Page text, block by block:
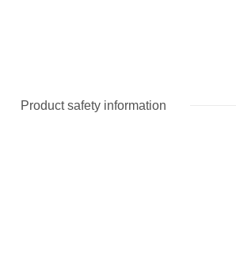
Product safety information